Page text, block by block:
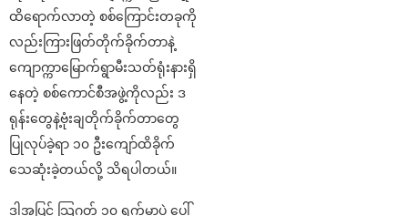
ထိရောက်လာတဲ့ စစ်ကြောင်းတခုကို
လည်းကြားဖြတ်တိုက်ခိုက်တာနဲ့
ကျောက္ကာမြောက်ရွာမီးသတ်ရုံးနားရှိ
နေတဲ့ စစ်ကောင်စီအဖွဲ့ကိုလည်း ဒ
ရုန်းတွေနဲ့ဗုံးချတိုက်ခိုက်တာတွေ
ပြုလုပ်ခဲ့ရာ ၁၀ ဦးကျော်ထိခိုက်
သေဆုံးခဲ့တယ်လို့ သိရပါတယ်။
ဒါ့အပြင် သြဂုတ် ၁၀ ရက်မှာပဲ ပေါ်